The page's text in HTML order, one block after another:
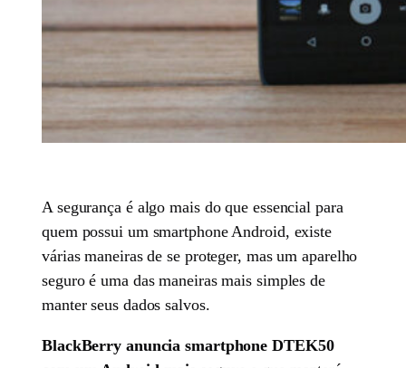
A segurança é algo mais do que essencial para
quem possui um smartphone Android, existe
várias maneiras de se proteger, mas um aparelho
seguro é uma das maneiras mais simples de
manter seus dados salvos.
BlackBerry anuncia smartphone DTEK50